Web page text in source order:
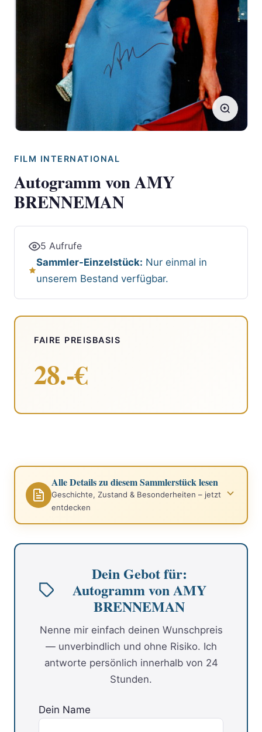
FILM INTERNATIONAL
Autogramm von AMY
BRENNEMAN
5 Aufrufe
Sammler-Einzelstück: Nur einmal in
unserem Bestand verfügbar.
FAIRE PREISBASIS
28.-€
Alle Details zu diesem Sammlerstück lesen
Geschichte, Zustand & Besonderheiten – jetzt
entdecken
Dein Gebot für:
Autogramm von AMY
BRENNEMAN
Nenne mir einfach deinen Wunschpreis
— unverbindlich und ohne Risiko. Ich
antworte persönlich innerhalb von 24
Stunden.
Dein Name